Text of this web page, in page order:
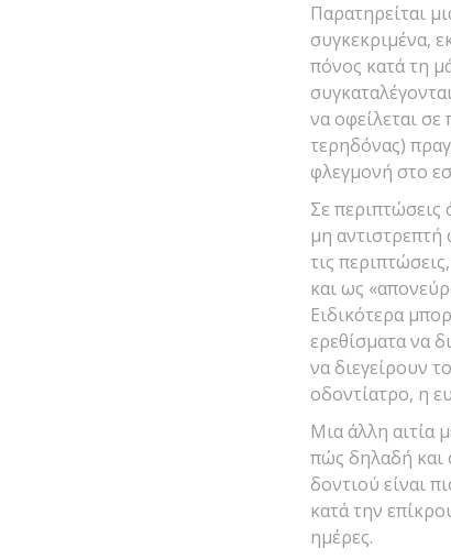
Παρατηρείται
συγκεκριμένα,
πόνος κατά τη
να οφείλεται
τερηδόνας)
φλεγμονή στο
Σε περιπτώσεις
μη
τις
και ως
Ειδικότερα
ερεθίσματα να
να διεγείρουν
οδοντίατρο, η
Μια άλλη αιτία
πώς δηλαδή και
δοντιού είναι
κατά την
ημέρες.